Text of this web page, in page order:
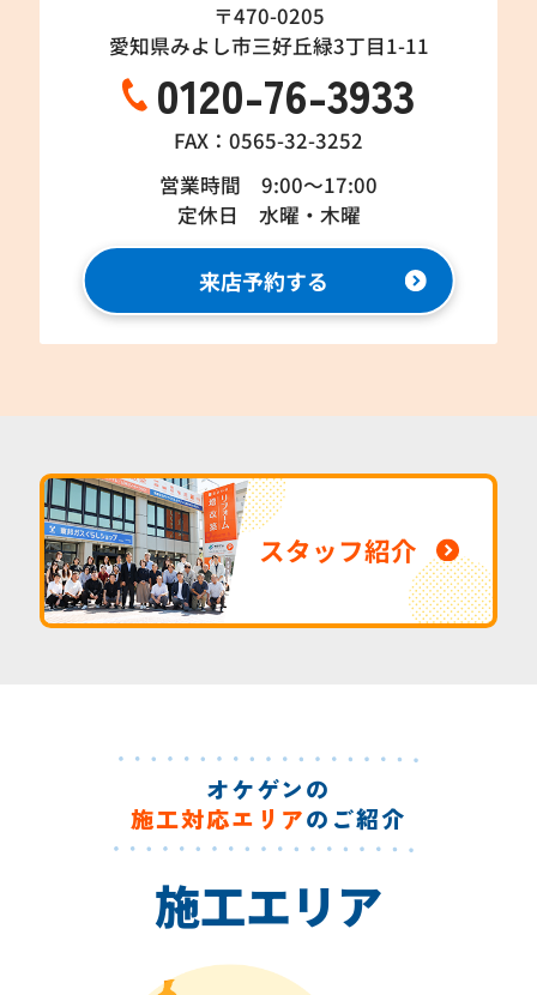
〒470-0205
愛知県みよし市三好丘緑3丁目1-11
0120-76-3933
FAX：0565-32-3252
営業時間 9:00～17:00
定休日 水曜・木曜
来店予約する
スタッフ紹介
オケゲンの
施工対応エリアのご紹介
施工エリア